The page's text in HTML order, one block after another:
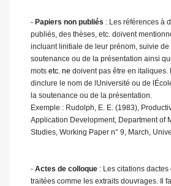
- Papiers non publiés : Les références à
publiés, des thèses, etc. doivent
incluant linitiale de leur prénom, suivie de
soutenance ou de la présentation ainsi
mots etc. ne doivent pas être en italiques.
dinclure le nom de lUniversité ou de
la soutenance ou de la présentation.
Exemple : Rudolph, E. E. (1983),
Application Development, Department of
Studies, Working Paper n° 9, March,
- Actes de colloque : Les citations
traitées comme les extraits douvrages. Il